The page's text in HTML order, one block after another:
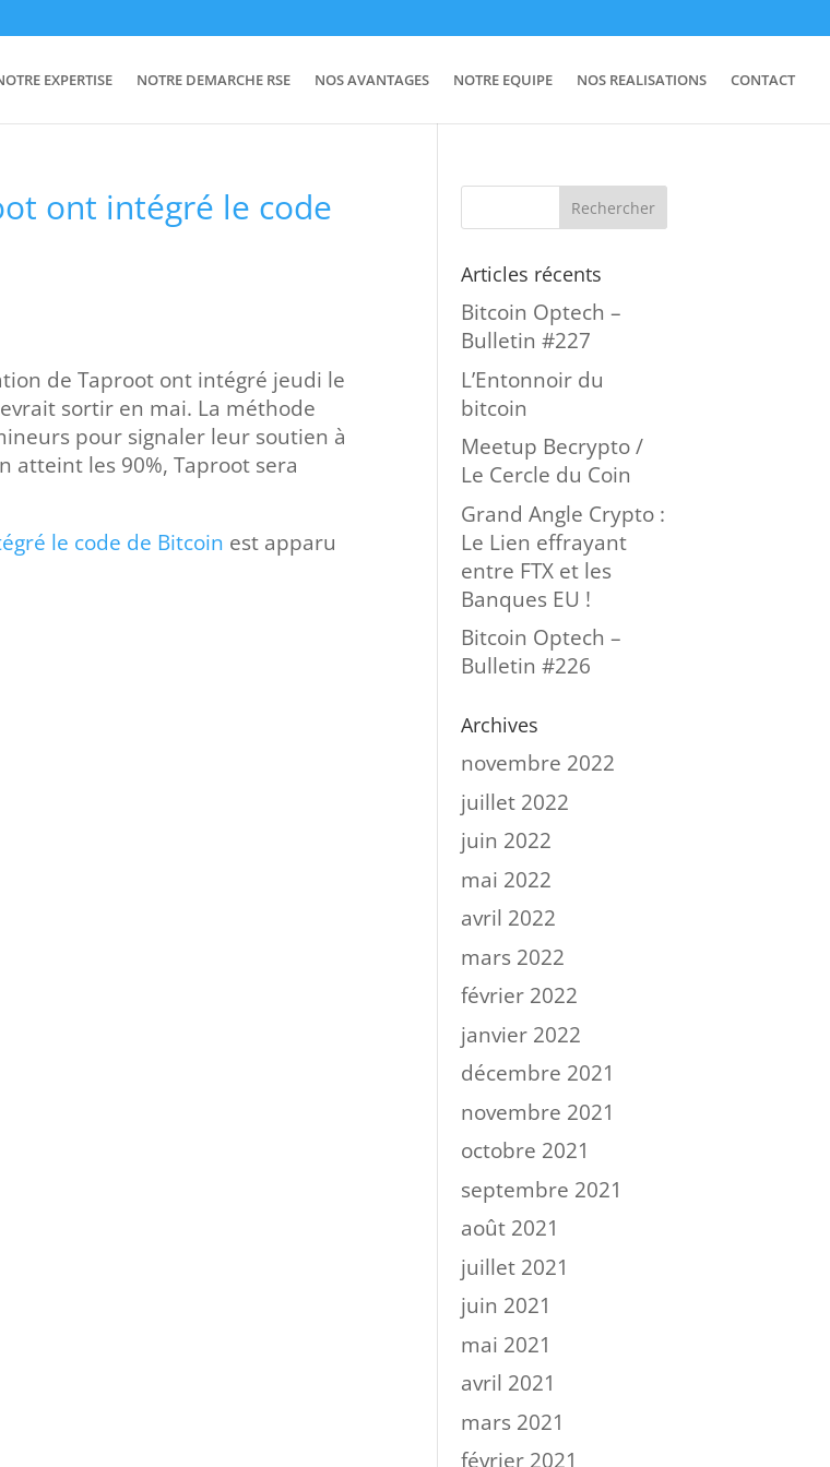
EXPERTISE NOTRE DEMARCHE RSE NOS AVANTAGES NOTRE EQUIPE NOS REALISATIONS CONTACT
ont intégré le code
de Taproot ont intégré jeudi le
sortir en mai. La méthode
pour signaler leur soutien à
atteint les 90%, Taproot sera
le code de Bitcoin est apparu
Articles récents
Bitcoin Optech –
Bulletin #227
L’Entonnoir du
bitcoin
Meetup Becrypto /
Le Cercle du Coin
Grand Angle Crypto :
Le Lien effrayant
entre FTX et les
Banques EU !
Bitcoin Optech –
Bulletin #226
Archives
novembre 2022
juillet 2022
juin 2022
mai 2022
avril 2022
mars 2022
février 2022
janvier 2022
décembre 2021
novembre 2021
octobre 2021
septembre 2021
août 2021
juillet 2021
juin 2021
mai 2021
avril 2021
mars 2021
février 2021